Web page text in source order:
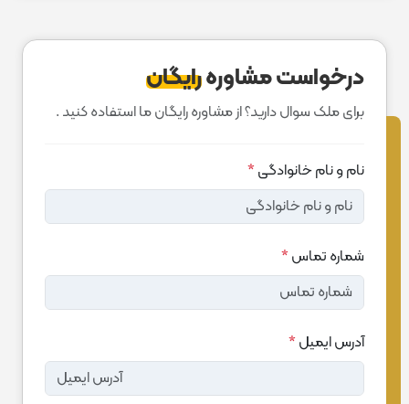
درخواست مشاورهرایگان
برای ملک سوال دارید؟ از مشاوره رایگان ما استفاده کنید .
نام و نام خانوادگی*
شماره تماس*
آدرس ایمیل*